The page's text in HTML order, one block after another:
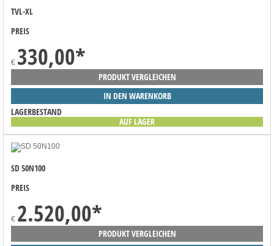
TVL-XL
PREIS
€ 330,00*
PRODUKT VERGLEICHEN
IN DEN WARENKORB
LAGERBESTAND
AUF LAGER
SD 50N100
PREIS
€ 2.520,00*
PRODUKT VERGLEICHEN